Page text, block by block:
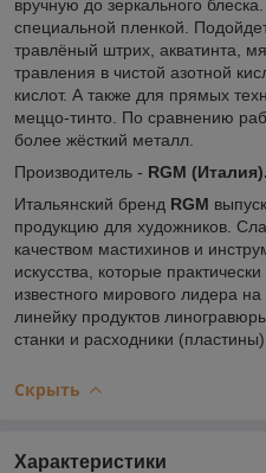
вручную до зеркального
специальной пленкой.
травлёный штрих, акватинта,
травления в чистой азотной
кислот. А также для прямых
меццо-тинто. По сравнению
более жёсткий металл.
Производитель - RGM (Италия).
Итальянский бренд RGM
продукцию для художников.
качеством мастихинов и
искусства, которые
известного мирового лидера на
линейку продуктов
станки и расходники (пластины).
Скрыть
Характеристики